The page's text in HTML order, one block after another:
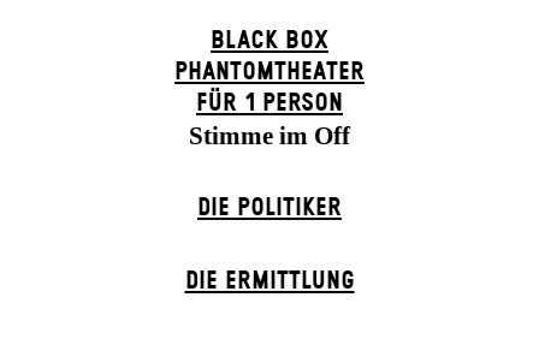
BLACK BOX
PHANTOM­THEATER
FÜR 1 PERSON
Stimme im Off
DIE POLITIKER
DIE ERMITTLUNG